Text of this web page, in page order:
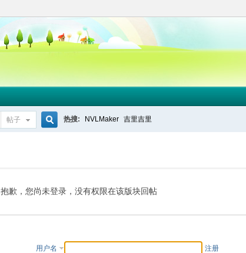
帖子
索
热搜: NVLMaker 吉里吉里
抱歉，您尚未登录，没有权限在该版块回帖
用户名 注册